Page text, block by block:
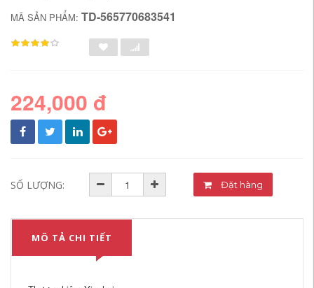
MÃ SẢN PHẨM: TD-565770683541
224,000 đ
SỐ LƯỢNG: Đặt hàng
MÔ TẢ CHI TIẾT